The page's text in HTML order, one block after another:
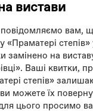
вистави
повідомляємо вам,
«Праматері
замінено на
Ваші квитки,
степів»
можете їх
цього просимо